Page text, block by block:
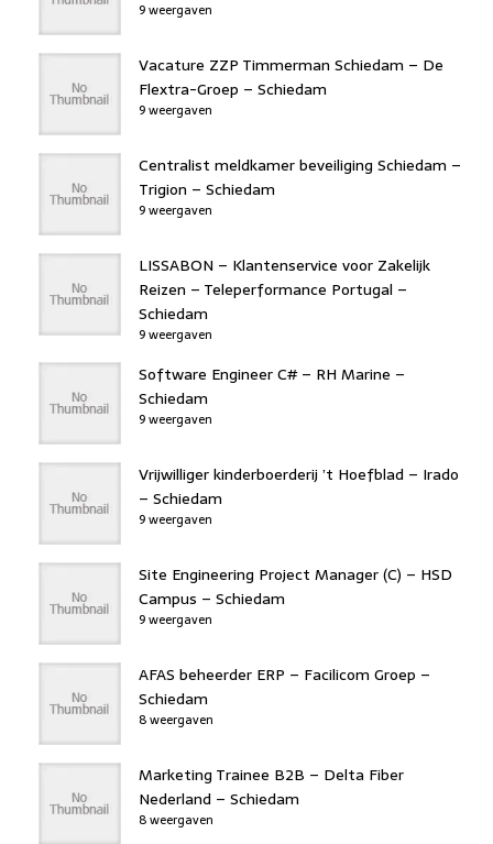
9 weergaven
Vacature ZZP Timmerman Schiedam – De
Flextra-Groep – Schiedam
9 weergaven
Centralist meldkamer beveiliging Schiedam –
Trigion – Schiedam
9 weergaven
LISSABON – Klantenservice voor Zakelijk
Reizen – Teleperformance Portugal –
Schiedam
9 weergaven
Software Engineer C# – RH Marine –
Schiedam
9 weergaven
Vrijwilliger kinderboerderij ’t Hoefblad – Irado
– Schiedam
9 weergaven
Site Engineering Project Manager (C) – HSD
Campus – Schiedam
9 weergaven
AFAS beheerder ERP – Facilicom Groep –
Schiedam
8 weergaven
Marketing Trainee B2B – Delta Fiber
Nederland – Schiedam
8 weergaven